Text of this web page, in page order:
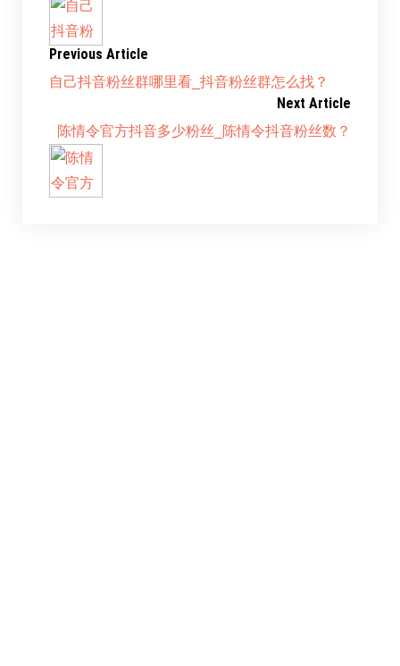
Previous Article
自己抖音粉丝群哪里看_抖音粉丝群怎么找？
Next Article
陈情令官方抖音多少粉丝_陈情令抖音粉丝数？